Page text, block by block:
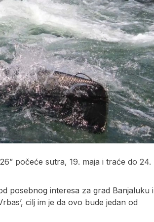
počeće sutra, 19. maja i traće do 24.
posebnog interesa za grad Banjaluku i
cilj im je da ovo bude jedan od